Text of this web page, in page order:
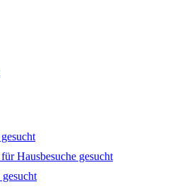
Hausbesuche gesucht